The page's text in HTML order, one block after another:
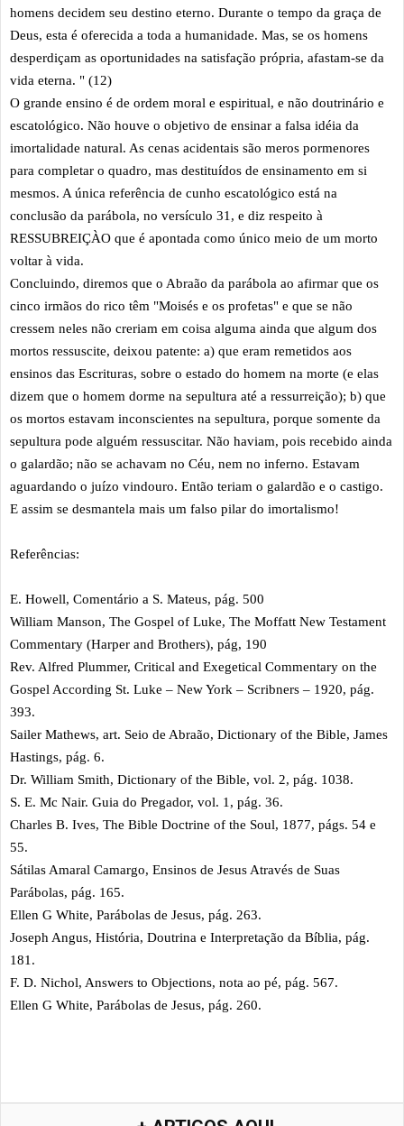
homens decidem seu destino eterno. Durante o tempo da graça de
Deus, esta é oferecida a toda a humanidade. Mas, se os homens
desperdiçam as oportunidades na satisfação própria, afastam-se da
vida eterna. " (12)
O grande ensino é de ordem moral e espiritual, e não doutrinário e
escatológico. Não houve o objetivo de ensinar a falsa idéia da
imortalidade natural. As cenas acidentais são meros pormenores
para completar o quadro, mas destituídos de ensinamento em si
mesmos. A única referência de cunho escatológico está na
conclusão da parábola, no versículo 31, e diz respeito à
RESSUBREIÇÀO que é apontada como único meio de um morto
voltar à vida.
Concluindo, diremos que o Abraão da parábola ao afirmar que os
cinco irmãos do rico têm "Moisés e os profetas" e que se não
cressem neles não creriam em coisa alguma ainda que algum dos
mortos ressuscite, deixou patente: a) que eram remetidos aos
ensinos das Escrituras, sobre o estado do homem na morte (e elas
dizem que o homem dorme na sepultura até a ressurreição); b) que
os mortos estavam inconscientes na sepultura, porque somente da
sepultura pode alguém ressuscitar. Não haviam, pois recebido ainda
o galardão; não se achavam no Céu, nem no inferno. Estavam
aguardando o juízo vindouro. Então teriam o galardão e o castigo.
E assim se desmantela mais um falso pilar do imortalismo!
Referências:
E. Howell, Comentário a S. Mateus, pág. 500
William Manson, The Gospel of Luke, The Moffatt New Testament
Commentary (Harper and Brothers), pág, 190
Rev. Alfred Plummer, Critical and Exegetical Commentary on the
Gospel According St. Luke – New York – Scribners – 1920, pág.
393.
Sailer Mathews, art. Seio de Abraão, Dictionary of the Bible, James
Hastings, pág. 6.
Dr. William Smith, Dictionary of the Bible, vol. 2, pág. 1038.
S. E. Mc Nair. Guia do Pregador, vol. 1, pág. 36.
Charles B. Ives, The Bible Doctrine of the Soul, 1877, págs. 54 e
55.
Sátilas Amaral Camargo, Ensinos de Jesus Através de Suas
Parábolas, pág. 165.
Ellen G White, Parábolas de Jesus, pág. 263.
Joseph Angus, História, Doutrina e Interpretação da Bíblia, pág.
181.
F. D. Nichol, Answers to Objections, nota ao pé, pág. 567.
Ellen G White, Parábolas de Jesus, pág. 260.